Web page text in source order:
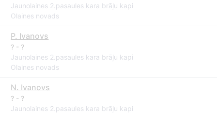
Jaunolaines 2.pasaules kara brāļu kapi
Olaines novads
P. Ivanovs
? - ?
Jaunolaines 2.pasaules kara brāļu kapi
Olaines novads
N. Ivanovs
? - ?
Jaunolaines 2.pasaules kara brāļu kapi